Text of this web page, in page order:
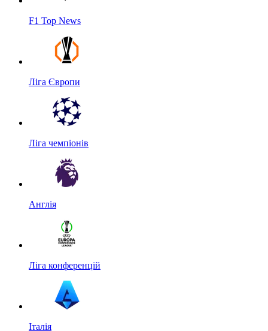
F1 Top News
Ліга Європи
Ліга чемпіонів
Англія
Ліга конференцій
Італія